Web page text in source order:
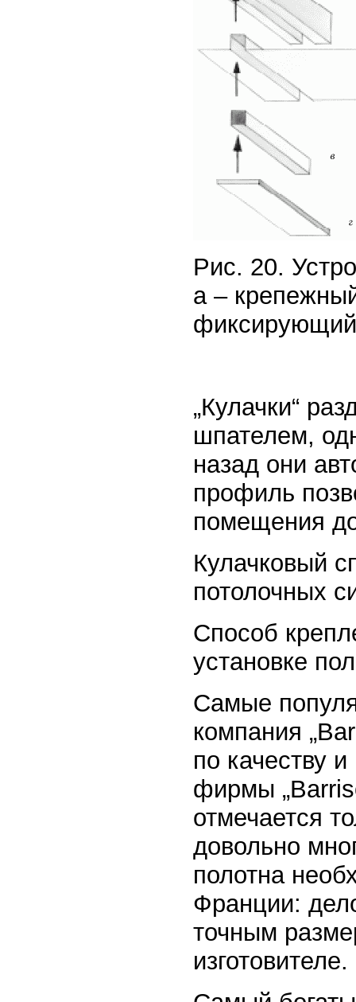
Рис. 20.
а –
фиксирующий
„Кулачки“
шпателем,
назад они
профиль
помещения
Кулачковый
потолочных
Способ
установке
Самые
компания
по качеству
фирмы
отмечается
довольно
полотна
Франции:
точным
изготовителе.